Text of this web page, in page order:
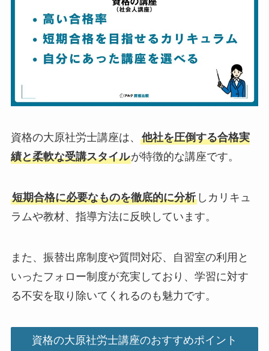
資格の大原社労士講座は、 他社を圧倒する合格実
績と柔軟な受講スタイルが特徴的な講座です。
短期合格に必要なものを徹底的に分析しカリキュ
ラムや教材、指導方法に反映しています。
また、振替出席制度や質問対応、自習室の利用と
いったフォロー制度が充実しており、学習に対す
る不安を取り除いてくれるのも魅力です。
資格の大原社労士講座のおすすめポイント